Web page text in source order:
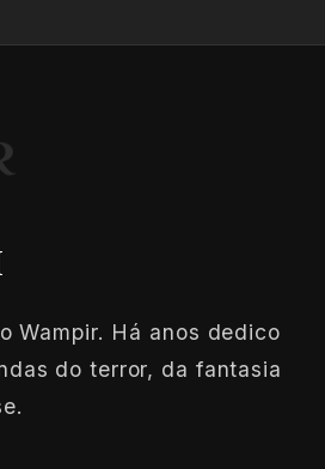
Wampir. Há anos dedico
do terror, da fantasia